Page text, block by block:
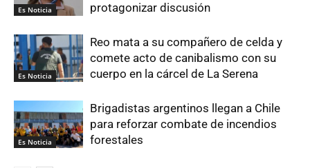
Es Noticia
protagonizar discusión
Es Noticia
Reo mata a su compañero de celda y
comete acto de canibalismo con su
cuerpo en la cárcel de La Serena
Es Noticia
Brigadistas argentinos llegan a Chile
para reforzar combate de incendios
forestales